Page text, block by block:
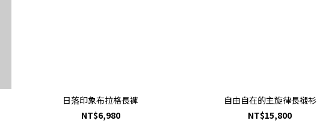
日落印象布拉格長褲
NT$6,980
自由自在的主旋律長襯衫
NT$15,800